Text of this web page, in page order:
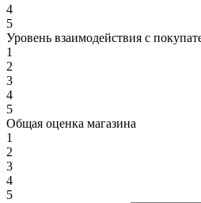
4
5
Уровень взаимодействия с
1
2
3
4
5
Общая оценка магазина
1
2
3
4
5